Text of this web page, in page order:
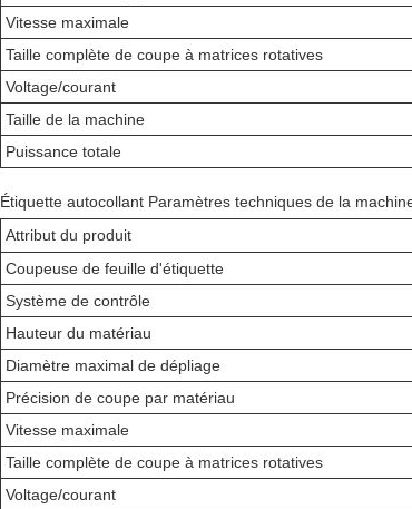
Vitesse maximale
Taille complète de coupe à matrices rotatives
Voltage/courant
Taille de la machine
Puissance totale
Étiquette autocollant Paramètres techniques de la
Attribut du produit
Coupeuse de feuille d'étiquette
Système de contrôle
Hauteur du matériau
Diamètre maximal de dépliage
Précision de coupe par matériau
Vitesse maximale
Taille complète de coupe à matrices rotatives
Voltage/courant